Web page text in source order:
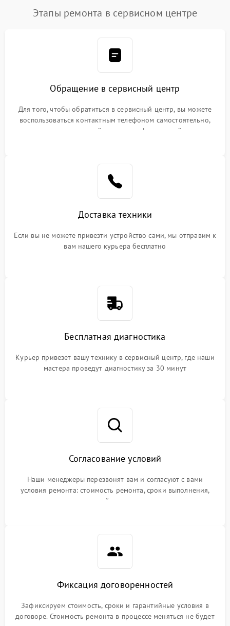
Этапы ремонта в сервисном центре
Обращение в сервисный центр
Для того, чтобы обратиться в сервисный центр, вы можете
воспользоваться контактным телефоном самостоятельно,
или оставить свой номер телефона на сайте
Доставка техники
Если вы не можете привезти устройство сами, мы отправим к
вам нашего курьера бесплатно
Бесплатная диагностика
Курьер привезет вашу технику в сервисный центр, где наши
мастера проведут диагностику за 30 минут
Согласование условий
Наши менеджеры перезвонят вам и согласуют с вами
условия ремонта: стоимость ремонта, сроки выполнения,
гарантийные условия
Фиксация договоренностей
Зафиксируем стоимость, сроки и гарантийные условия в
договоре. Стоимость ремонта в процессе меняться не будет